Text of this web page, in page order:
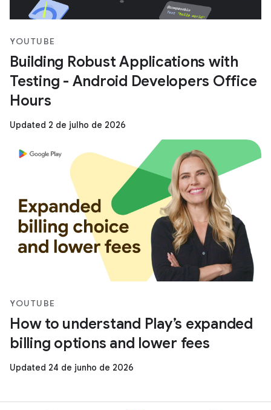
YOUTUBE
Building Robust Applications with
Testing - Android Developers Office
Hours
Updated 2 de julho de 2026
YOUTUBE
How to understand Play’s expanded
billing options and lower fees
Updated 24 de junho de 2026